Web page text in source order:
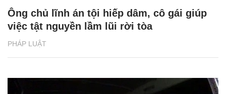
PHÁP LUẬT
Ông chủ lĩnh án tội hiếp dâm, cô gái giúp
việc tật nguyền lầm lũi rời tòa